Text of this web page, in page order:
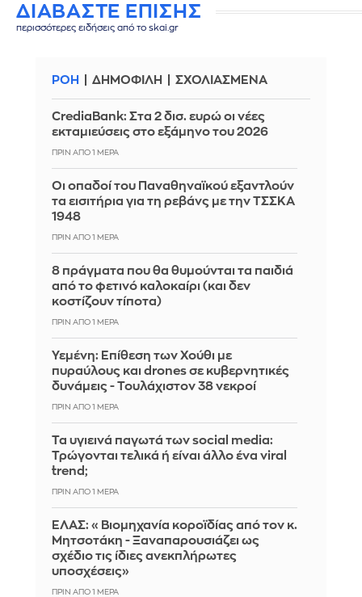
ΔΙΑΒΑΣΤΕ ΕΠΙΣΗΣ
περισσότερες ειδήσεις από το skai.gr
ΡΟΗ ΔΗΜΟΦΙΛΗ ΣΧΟΛΙΑΣΜΕΝΑ
CrediaBank: Στα 2 δισ. ευρώ οι νέες
εκταμιεύσεις στο εξάμηνο του 2026
ΠΡΙΝ ΑΠΌ 1 ΜΈΡΑ
Οι οπαδοί του Παναθηναϊκού εξαντλούν
τα εισιτήρια για τη ρεβάνς με την ΤΣΣΚΑ
1948
ΠΡΙΝ ΑΠΌ 1 ΜΈΡΑ
8 πράγματα που θα θυμούνται τα παιδιά
από το φετινό καλοκαίρι (και δεν
κοστίζουν τίποτα)
ΠΡΙΝ ΑΠΌ 1 ΜΈΡΑ
Υεμένη: Επίθεση των Χούθι με
πυραύλους και drones σε κυβερνητικές
δυνάμεις - Τουλάχιστον 38 νεκροί
ΠΡΙΝ ΑΠΌ 1 ΜΈΡΑ
Τα υγιεινά παγωτά των social media:
Τρώγονται τελικά ή είναι άλλο ένα viral
trend;
ΠΡΙΝ ΑΠΌ 1 ΜΈΡΑ
ΕΛΑΣ: «Βιομηχανία κοροϊδίας από τον κ.
Μητσοτάκη - Ξαναπαρουσιάζει ως
σχέδιο τις ίδιες ανεκπλήρωτες
υποσχέσεις»
ΠΡΙΝ ΑΠΌ 1 ΜΈΡΑ